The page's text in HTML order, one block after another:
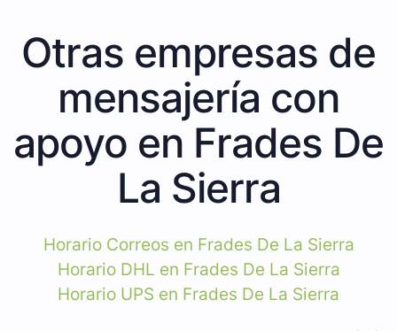
Otras empresas de
mensajería con
apoyo en Frades De
La Sierra
Horario Correos en Frades De La Sierra
Horario DHL en Frades De La Sierra
Horario UPS en Frades De La Sierra